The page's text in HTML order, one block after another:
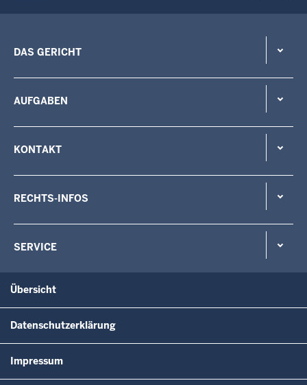
DAS GERICHT
AUFGABEN
KONTAKT
RECHTS-INFOS
SERVICE
Übersicht
Datenschutzerklärung
Impressum